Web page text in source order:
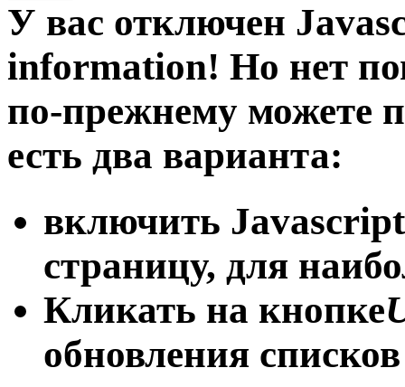
У вас отключен
information! Но нет
по-прежнему можете
есть два варианта:
включить Javascript
страницу, для
Кликать на кнопке
обновления